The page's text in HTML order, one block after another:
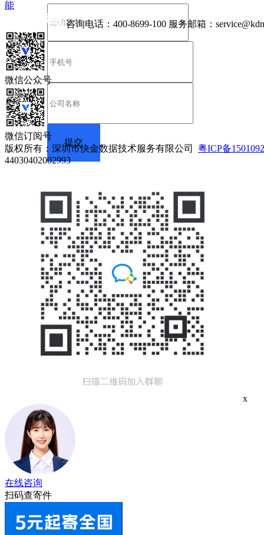
能
咨询电话： 400-8699-100 服务邮箱：
微信公众号
微信订阅号
版权所有：深圳市快金数据技术服务有限公司 粤ICP备
44030402002993
x
在线咨询
扫码查寄件